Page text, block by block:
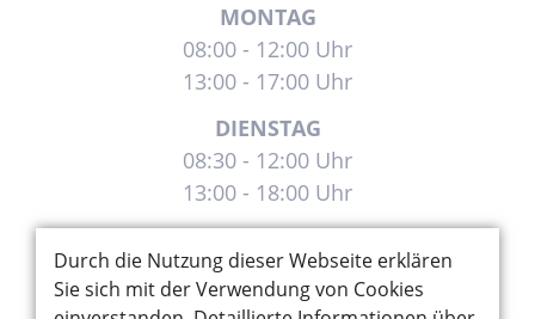
MONTAG
08:00 - 12:00 Uhr
13:00 - 17:00 Uhr
DIENSTAG
08:30 - 12:00 Uhr
13:00 - 18:00 Uhr
08:30 - 16:00 Uhr
Durch die Nutzung dieser Webseite erklären
Sie sich mit der Verwendung von Cookies